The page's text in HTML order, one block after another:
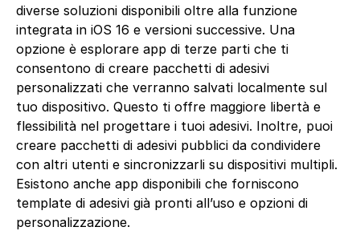
diverse soluzioni disponibili oltre alla funzione
integrata in iOS 16 e versioni successive. Una
opzione è esplorare app di terze parti che ti
consentono di creare pacchetti di adesivi
personalizzati che verranno salvati localmente sul
tuo dispositivo. Questo ti offre maggiore libertà e
flessibilità nel progettare i tuoi adesivi. Inoltre, puoi
creare pacchetti di adesivi pubblici da condividere
con altri utenti e sincronizzarli su dispositivi multipli.
Esistono anche app disponibili che forniscono
template di adesivi già pronti all’uso e opzioni di
personalizzazione.